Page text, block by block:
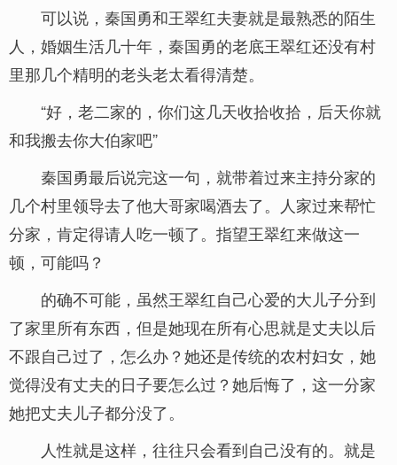
可以说，秦国勇和王翠红夫妻就是最熟悉的陌生
人，婚姻生活几十年，秦国勇的老底王翠红还没有村
里那几个精明的老头老太看得清楚。
“好，老二家的，你们这几天收拾收拾，后天你就
和我搬去你大伯家吧”
秦国勇最后说完这一句，就带着过来主持分家的
几个村里领导去了他大哥家喝酒去了。人家过来帮忙
分家，肯定得请人吃一顿了。指望王翠红来做这一
顿，可能吗？
的确不可能，虽然王翠红自己心爱的大儿子分到
了家里所有东西，但是她现在所有心思就是丈夫以后
不跟自己过了，怎么办？她还是传统的农村妇女，她
觉得没有丈夫的日子要怎么过？她后悔了，这一分家
她把丈夫儿子都分没了。
人性就是这样，往往只会看到自己没有的。就是